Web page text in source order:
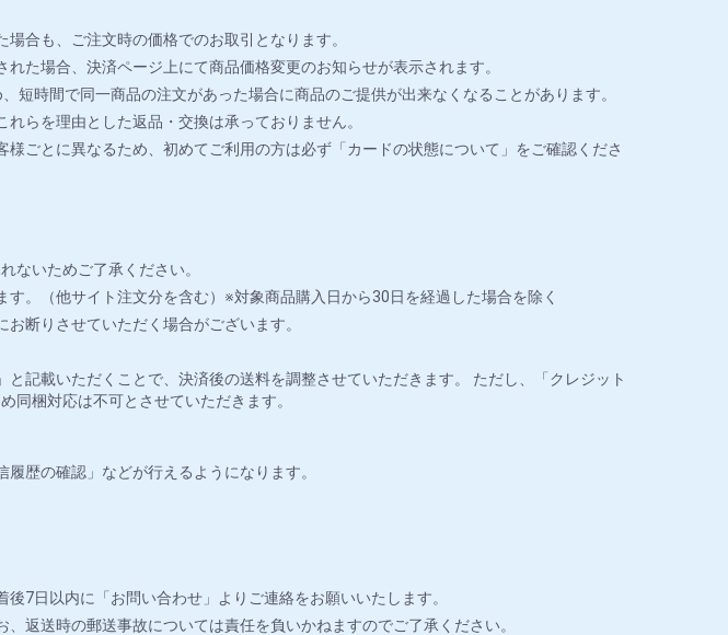
合も、ご注文時の価格でのお取引となります。
た場合、決済ページ上にて商品価格変更のお知らせが表示されます。
時間で同一商品の注文があった場合に商品のご提供が出来なくなることがあります。
らを理由とした返品・交換は承っておりません。
ごとに異なるため、初めてご利用の方は必ず「カードの状態について」をご確認くださ
ないためご了承ください。
。（他サイト注文分を含む）※対象商品購入日から30日を経過した場合を除く
断りさせていただく場合がございます。
記載いただくことで、決済後の送料を調整させていただきます。 ただし、「クレジット
同梱対応は不可とさせていただきます。
歴の確認」などが行えるようになります。
7日以内に「お問い合わせ」よりご連絡をお願いいたします。
返送時の郵送事故については責任を負いかねますのでご了承ください。